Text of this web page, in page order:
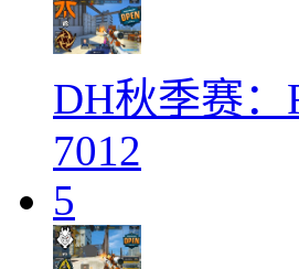
DH秋季赛：
7012
5